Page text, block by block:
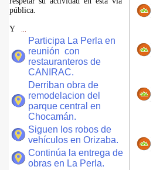
pública.
Y
Participa La Perla en
reunión con
restauranteros de
CANIRAC.
Derriban obra de
remodelacion del
parque central en
Chocamán.
Siguen los robos de
vehículos en Orizaba.
Continúa la entrega de
obras en La Perla.